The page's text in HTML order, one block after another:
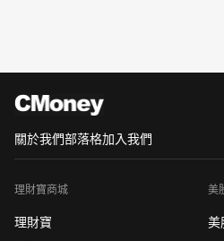
關於我們部落格加入我們
理財寶商城
理財寶
美
美